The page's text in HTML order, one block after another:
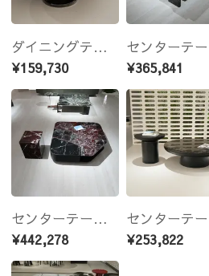
ダイニングテーブル 天然大理石 丸テーブル ブルーゴールドストーン 高級モダンデザイン ステンレスベース ダイニングテーブル 直径135cm サイズオーダー可能 jrjj-6612
¥159,730
¥365,841
センターテーブル 天然大理石ローテーブル 幅110cm×110cmボルドーマーブル 高級モダンデザイン センターテーブル ブラックベース サイズオーダー可能 jrjj-8555
¥442,278
¥253,822